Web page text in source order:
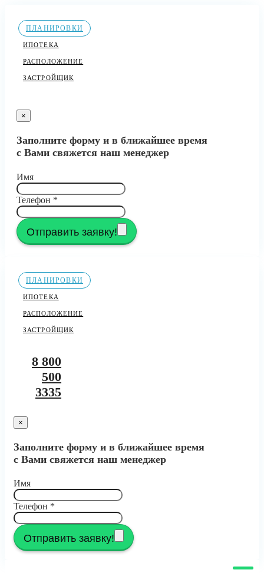
ПЛАНИРОВКИ
ИПОТЕКА
РАСПОЛОЖЕНИЕ
ЗАСТРОЙЩИК
×
Заполните форму и в ближайшее время
с Вами свяжется наш менеджер
Имя
Телефон *
Отправить заявку!
ПЛАНИРОВКИ
ИПОТЕКА
РАСПОЛОЖЕНИЕ
ЗАСТРОЙЩИК
8 800
500
3335
×
Заполните форму и в ближайшее время
с Вами свяжется наш менеджер
Имя
Телефон *
Отправить заявку!